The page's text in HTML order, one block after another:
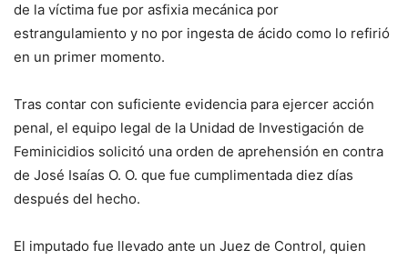
de la víctima fue por asfixia mecánica por
estrangulamiento y no por ingesta de ácido como lo refirió
en un primer momento.
Tras contar con suficiente evidencia para ejercer acción
penal, el equipo legal de la Unidad de Investigación de
Feminicidios solicitó una orden de aprehensión en contra
de José Isaías O. O. que fue cumplimentada diez días
después del hecho.
El imputado fue llevado ante un Juez de Control, quien